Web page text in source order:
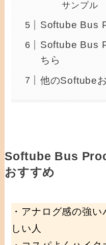
サンプル
Softube Bus
Softube Bus
ちら
他のSoftube
Softube Bus
おすすめ
・アナログ感の強
しい人